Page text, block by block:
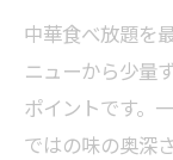
中華食べ放題を
ニューから少量
ポイントです。
ではの味の奥深